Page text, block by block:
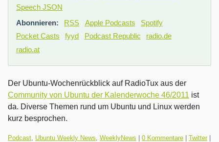
Speech JSON
Abonnieren:
RSS Apple Podcasts
Spotify
Pocket Casts
fyyd Podcast Republic
radio.de
radio.at
Der Ubuntu-Wochenrückblick auf RadioTux aus der
Community von Ubuntu der Kalenderwoche 46/2011 ist
da. Diverse Themen rund um Ubuntu und Linux werden
kurz besprochen.
Kategorien:
Podcast Ubuntu Weekly News WeeklyNews 0 Kommentare Twitter|